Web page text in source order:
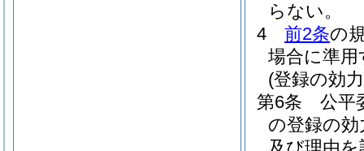
らない。
4
前2条の
場合に準用
(登録の効
第6条
公平
の登録の